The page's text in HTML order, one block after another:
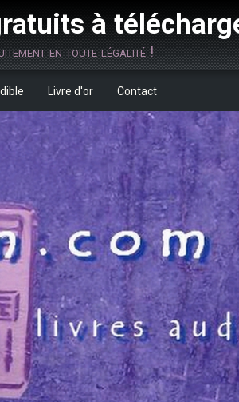
à
en toute légalité !
Livre d'or Contact